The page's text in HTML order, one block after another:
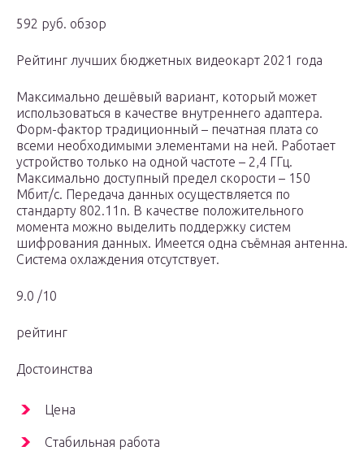
592 руб. обзор
Рейтинг лучших бюджетных видеокарт 2021 года
Максимально дешёвый вариант, который может
использоваться в качестве внутреннего адаптера.
Форм-фактор традиционный – печатная плата со
всеми необходимыми элементами на ней. Работает
устройство только на одной частоте – 2,4 ГГц.
Максимально доступный предел скорости – 150
Мбит/с. Передача данных осуществляется по
стандарту 802.11n. В качестве положительного
момента можно выделить поддержку систем
шифрования данных. Имеется одна съёмная антенна.
Система охлаждения отсутствует.
9.0 /10
рейтинг
Достоинства
Цена
Стабильная работа